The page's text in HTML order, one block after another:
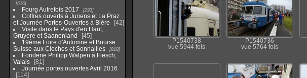
616
Fourg Autrefois 2017 293
Coffres ouverts à Juriens et La Praz
et Journée Portes-Ouvertes à Bière
42
Visite dans le Pays d'en Haut,
Gruyère et Saanenland
45
19ème Foire d'Automne et Bourse
Suisse aux Cloches et Sonnailles
818
Fonderie Philipp Walpen à Fiesch,
Valais
81
Journée portes ouvertes Avril 2016
114
P1540738
vue 5944 fois
P1540736
vue 5764 fois